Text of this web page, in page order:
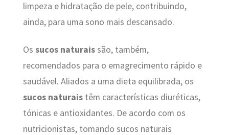
limpeza e hidratação de pele, contribuindo,
ainda, para uma sono mais descansado.
Os sucos naturaissão, também,
recomendados para o emagrecimento rápido e
saudável. Aliados a uma dieta equilibrada, os
sucos naturaistêm características diuréticas,
tónicas e antioxidantes. De acordo com os
nutricionistas, tomando sucos naturais